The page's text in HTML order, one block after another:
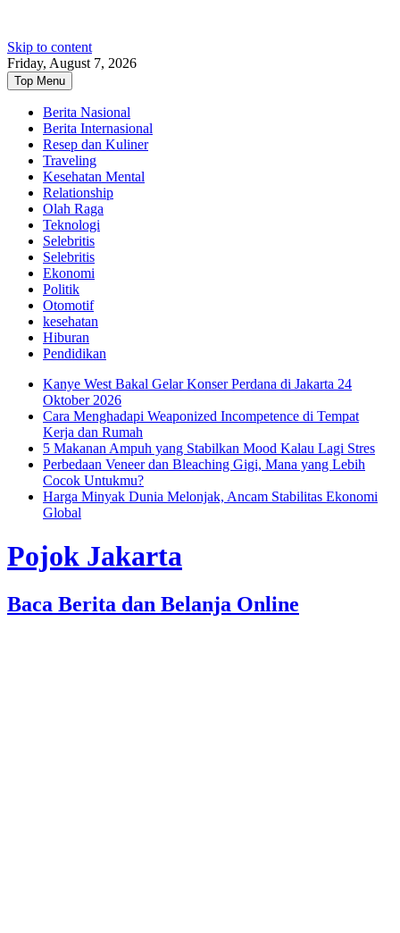
Skip to content
Friday, August 7, 2026
Top Menu
Berita Nasional
Berita Internasional
Resep dan Kuliner
Traveling
Kesehatan Mental
Relationship
Olah Raga
Teknologi
Selebritis
Selebritis
Ekonomi
Politik
Otomotif
kesehatan
Hiburan
Pendidikan
Kanye West Bakal Gelar Konser Perdana di Jakarta 24
Oktober 2026
Cara Menghadapi Weaponized Incompetence di Tempat
Kerja dan Rumah
5 Makanan Ampuh yang Stabilkan Mood Kalau Lagi Stres
Perbedaan Veneer dan Bleaching Gigi, Mana yang Lebih
Cocok Untukmu?
Harga Minyak Dunia Melonjak, Ancam Stabilitas Ekonomi
Global
Pojok Jakarta
Baca Berita dan Belanja Online